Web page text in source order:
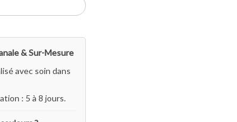
& Sur-Mesure
avec soin dans
: 5 à 8 jours.